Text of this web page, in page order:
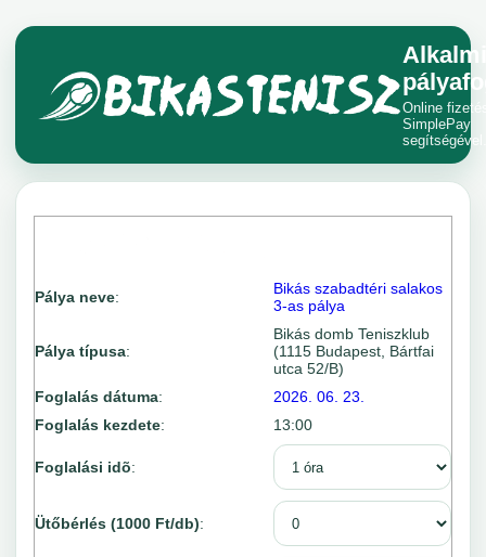
Alkalmi
Online
SimplePay
segítségével.
Pálya neve:
Bikás szabadtéri salakos
3-as pálya
Pálya típusa:
Bikás domb Teniszklub
(1115 Budapest, Bártfai
utca 52/B)
Foglalás dátuma:
2026. 06. 23.
Foglalás kezdete: 13:00
Foglalási idõ:
Ütőbérlés (1000 Ft/db):